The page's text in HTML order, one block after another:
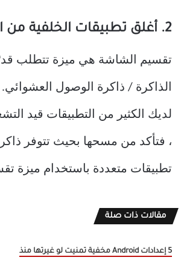
2. أغلق تطبيقات الخلفية من الذاكرة
تقسيم الشاشة هي ميزة تتطلب
الذاكرة / ذاكرة الوصول العشوائي.
لديك الكثير من التطبيقات قيد
، فتأكد من مسحها بحيث تتوفر
تطبيقات متعددة باستخدام ميزة
مقالات ذات صلة
5 إعدادات Android مخفية تمنيت لو غيرتها منذ